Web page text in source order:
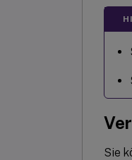
Sie